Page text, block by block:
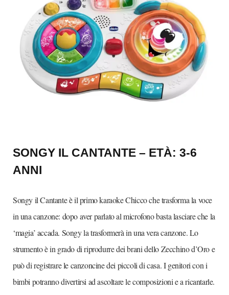
SONGY IL CANTANTE – ETÀ: 3-6
ANNI
Songy il Cantante è il primo karaoke Chicco che trasforma la voce
in una canzone: dopo aver parlato al microfono basta lasciare che la
‘magia’ accada. Songy la trasformerà in una vera canzone. Lo
strumento è in grado di riprodurre dei brani dello Zecchino d’Oro e
può di registrare le canzoncine dei piccoli di casa. I genitori con i
bimbi potranno divertirsi ad ascoltare le composizioni e a ricantarle.